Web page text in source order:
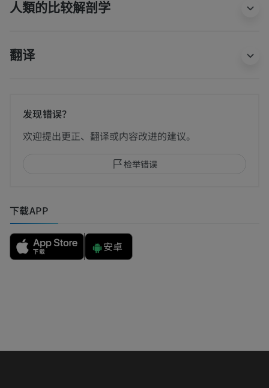
人類的比较解剖学
翻译
发现错误？
欢迎提出更正、翻译或内容改进的建议。
检举错误
下载APP
安卓